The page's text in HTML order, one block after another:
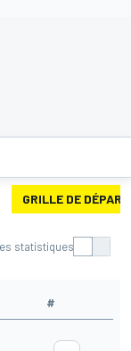
GRILLE DE DÉPART
statistiques
#